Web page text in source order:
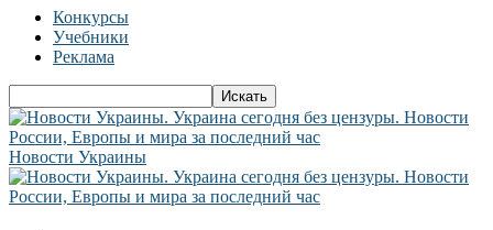
Конкурсы
Учебники
Реклама
Новости Украины